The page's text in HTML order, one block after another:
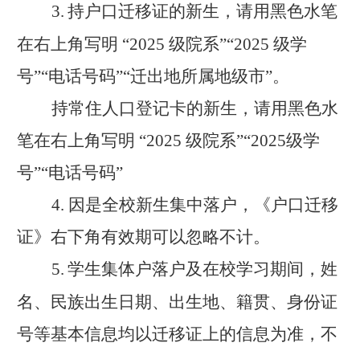
3. 持户口迁移证的新生，请用黑色水笔
在右上角写明 “2025 级院系”“2025 级学
号”“电话号码”“迁出地所属地级市”。
持常住人口登记卡的新生，请用黑色水
笔在右上角写明 “2025 级院系”“2025级学
号”“电话号码”
4. 因是全校新生集中落户，《户口迁移
证》右下角有效期可以忽略不计。
5. 学生集体户落户及在校学习期间，姓
名、民族出生日期、出生地、籍贯、身份证
号等基本信息均以迁移证上的信息为准，不